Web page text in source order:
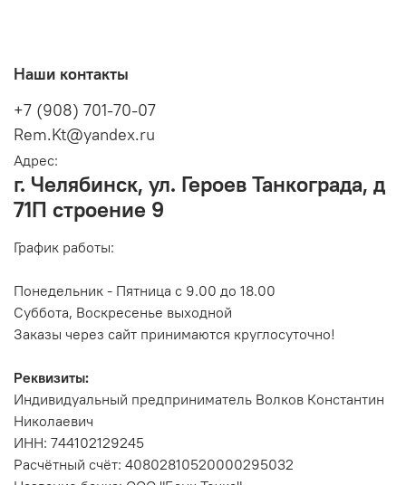
Наши контакты
+7 (908) 701-70-07
Rem.Kt@yandex.ru
Адрес:
г. Челябинск, ул. Героев Танкограда, д
71П строение 9
График работы:
Понедельник - Пятница с 9.00 до 18.00
Суббота, Воскресенье выходной
Заказы через сайт принимаются круглосуточно!
Реквизиты:
Индивидуальный предприниматель Волков Константин
Николаевич
ИНН: 744102129245
Расчётный счёт: 40802810520000295032